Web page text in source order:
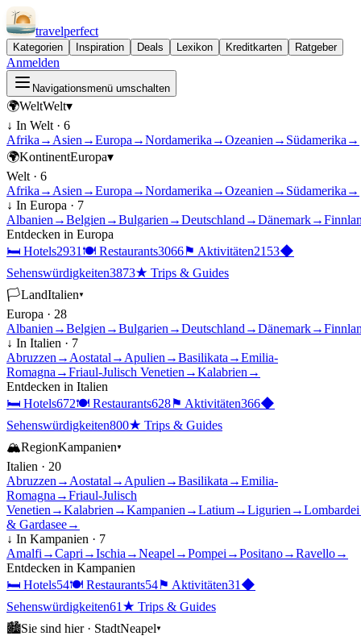
travelperfect
Kategorien Inspiration Deals Lexikon Kreditkarten Ratgeber
Anmelden
Navigationsmenü umschalten
🌍WeltWelt▾
↓ In Welt · 6
Afrika → Asien →Europa →Nordamerika →Ozeanien → Südamerika →
🌍KontinentEuropa▾
Welt · 6
Afrika → Asien →Europa →Nordamerika →Ozeanien → Südamerika →
↓ In Europa · 7
Albanien →Belgien →Bulgarien →Deutschland →Dänemark→
Entdecken in Europa
🛏 Hotels2931 🍽 Restaurants3066⚑ Aktivitäten2153◆
Sehenswürdigkeiten3873★ Trips & Guides
🏳LandItalien▾
Europa · 28
Albanien →Belgien →Bulgarien →Deutschland →Dänemark→
↓ In Italien · 7
Abruzzen → Aostatal → Apulien →Basilikata →Emilia-
Romagna →Friaul-Julisch Venetien →Kalabrien →
Entdecken in Italien
🛏 Hotels672🍽 Restaurants628⚑ Aktivitäten366◆
Sehenswürdigkeiten800★ Trips & Guides
🏔RegionKampanien▾
Italien · 20
Abruzzen → Aostatal → Apulien →Basilikata →Emilia-
Romagna →Friaul-Julisch
Venetien →Kalabrien →Kampanien →Latium→Ligurien →Lombardei
& Gardasee→
↓ In Kampanien · 7
Amalfi →Capri →Ischia →Neapel →Pompei →Positano→Ravello→
Entdecken in Kampanien
🛏 Hotels54🍽 Restaurants54⚑ Aktivitäten31 ◆
Sehenswürdigkeiten61 ★ Trips & Guides
🏙Sie sind hier · StadtNeapel▾